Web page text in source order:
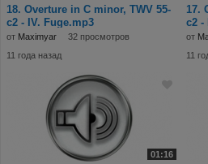
18. Overture in C minor, TWV 55-
c2 - IV. Fuge.mp3
от Maximyar
32 просмотров
11 года назад
17.
c2 -
от
11
01:16